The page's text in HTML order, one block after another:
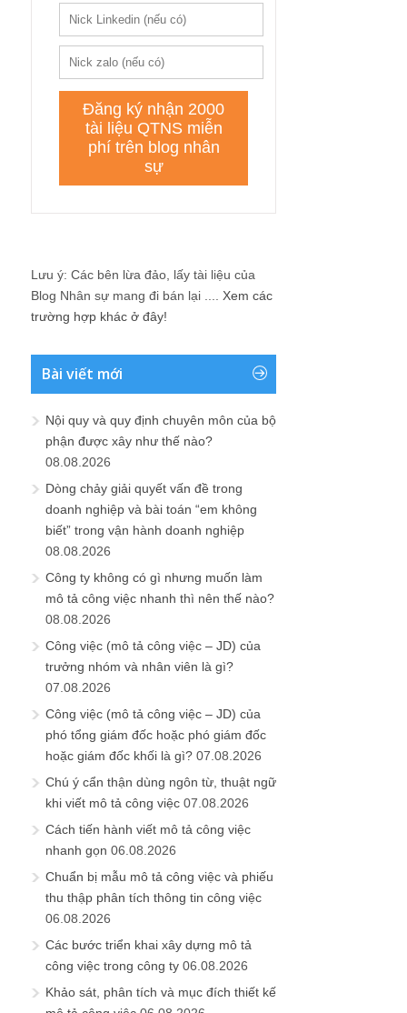
Lưu ý: Các bên lừa đảo, lấy tài liệu của
Blog Nhân sự mang đi bán lại .... Xem các
trường hợp khác ở đây!
Bài viết mới
Nội quy và quy định chuyên môn của bộ
phận được xây như thế nào?
08.08.2026
Dòng chảy giải quyết vấn đề trong
doanh nghiệp và bài toán “em không
biết” trong vận hành doanh nghiệp
08.08.2026
Công ty không có gì nhưng muốn làm
mô tả công việc nhanh thì nên thế nào?
08.08.2026
Công việc (mô tả công việc – JD) của
trưởng nhóm và nhân viên là gì?
07.08.2026
Công việc (mô tả công việc – JD) của
phó tổng giám đốc hoặc phó giám đốc
hoặc giám đốc khối là gì? 07.08.2026
Chú ý cẩn thận dùng ngôn từ, thuật ngữ
khi viết mô tả công việc 07.08.2026
Cách tiến hành viết mô tả công việc
nhanh gọn 06.08.2026
Chuẩn bị mẫu mô tả công việc và phiếu
thu thập phân tích thông tin công việc
06.08.2026
Các bước triển khai xây dựng mô tả
công việc trong công ty 06.08.2026
Khảo sát, phân tích và mục đích thiết kế